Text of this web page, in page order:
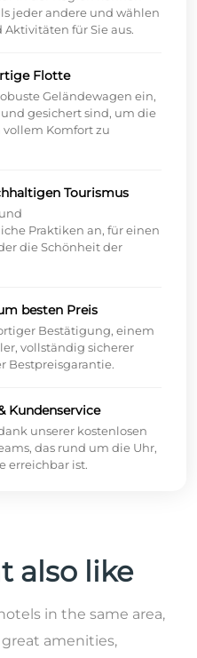
jeder andere und wählen
für Sie aus.
Flotte
Geländewagen ein,
gesichert sind, um die
vollem Komfort zu
Tourismus
Praktiken an, für einen
die Schönheit der
besten Preis
Bestätigung, einem
vollständig sicherer
Bestpreisgarantie.
Kundenservice
unserer kostenlosen
das rund um die Uhr,
erreichbar ist.
also like
in the same area,
amenities,